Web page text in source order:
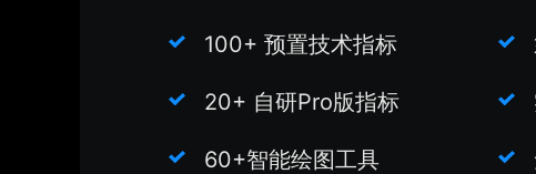
100+ 预置技术指标
20+ 自研Pro版指标
60+智能绘图工具